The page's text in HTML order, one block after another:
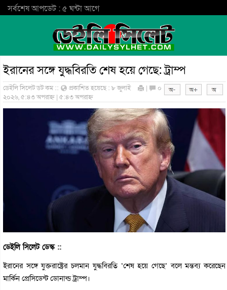
সর্বশেষ আপডেট : ৫ ঘন্টা আগে
ইরানের সঙ্গে যুদ্ধবিরতি শেষ হয়ে গেছে: ট্রাম্প
ডেইলি সিলেট ডট কম ::
প্রকাশিত হয়েছে : ৮ জুলাই
২০২৬, ৫:৪৩ অপরাহ্ন | ৫:৪৩ অপরাহ্ন
| ০
ডেইলি সিলেট ডেস্ক ::
ইরানের সঙ্গে যুক্তরাষ্ট্রের চলমান যুদ্ধবিরতি ‘শেষ হয়ে গেছে’ বলে মন্তব্য করেছেন
মার্কিন প্রেসিডেন্ট ডোনাল্ড ট্রাম্প।